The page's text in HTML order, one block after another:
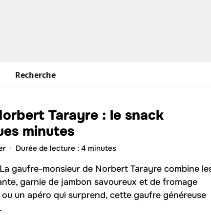
Recherche
Tarayre : le snack
minutes
· Durée de lecture : 4 minutes
gaufre-monsieur de Norbert Tarayre combine
garnie de jambon savoureux et de fromage
un apéro qui surprend, cette gaufre généreuse